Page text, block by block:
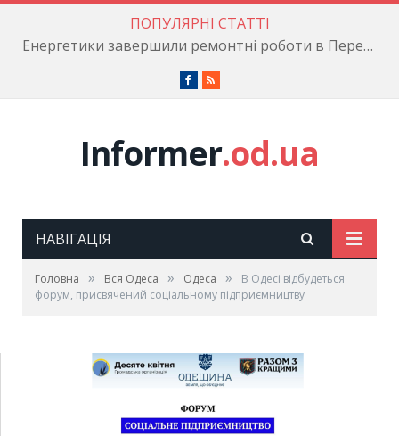
ПОПУЛЯРНІ СТАТТІ
Енергетики завершили ремонтні роботи в Пересипському районі
Facebook
RSS
Informer.od.ua
НАВІГАЦІЯ
Головна » Вся Одеса » Одеса »
В Одесі відбудеться
форум, присвячений соціальному підприємництву